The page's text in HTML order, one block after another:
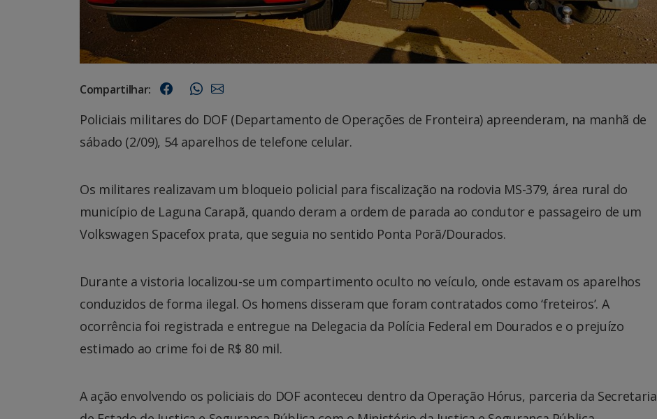
Compartilhar:
Policiais militares do DOF (Departamento de Operações de Fronteira) apreenderam, na manhã de
sábado (2/09), 54 aparelhos de telefone celular.
Os militares realizavam um bloqueio policial para fiscalização na rodovia MS-379, área rural do
município de Laguna Carapã, quando deram a ordem de parada ao condutor e passageiro de um
Volkswagen Spacefox prata, que seguia no sentido Ponta Porã/Dourados.
Durante a vistoria localizou-se um compartimento oculto no veículo, onde estavam os aparelhos
conduzidos de forma ilegal. Os homens disseram que foram contratados como ‘freteiros’. A
ocorrência foi registrada e entregue na Delegacia da Polícia Federal em Dourados e o prejuízo
estimado ao crime foi de R$ 80 mil.
A ação envolvendo os policiais do DOF aconteceu dentro da Operação Hórus, parceria da Secretaria